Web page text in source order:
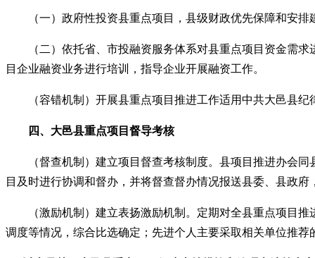
（一）政府性投资县重点项目，县级财政优先保障和安排
（二）依托省、市投融资服务体系对县重点项目资金需求
目企业融资业务进行培训，指导企业开展融资工作。
（容错机制）开展县重点项目推进工作适用中共大邑县纪
四、 大邑县重点项目 督导考核
（督查机制）建立项目督查考核制度。县项目推进办会同
目及时进行协调和督办，并将督查督办情况报送县委、县政
（激励机制）建立表扬激励机制。定期对全县重点项目推
调度等情况，综合比选确定；先进个人主要采取相关单位推荐